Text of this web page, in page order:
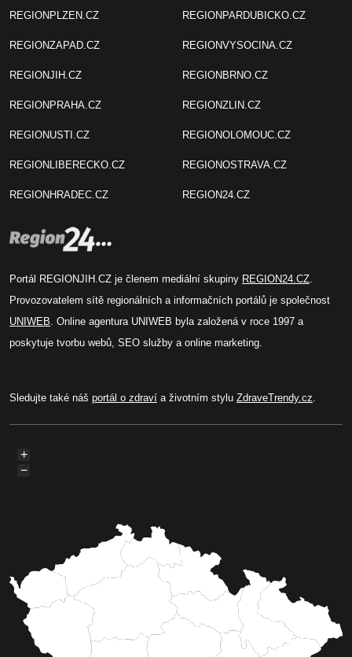
REGIONPLZEN.CZ
REGIONZAPAD.CZ
REGIONJIH.CZ
REGIONPRAHA.CZ
REGIONUSTI.CZ
REGIONLIBERECKO.CZ
REGIONHRADEC.CZ
REGIONPARDUBICKO.CZ
REGIONVYSOCINA.CZ
REGIONBRNO.CZ
REGIONZLIN.CZ
REGIONOLOMOUC.CZ
REGIONOSTRAVA.CZ
REGION24.CZ
Portál REGIONJIH.CZ je členem mediální skupiny REGION24.CZ.
Provozovatelem sítě regionálních a informačních portálů je společnost
UNIWEB. Online agentura UNIWEB byla založená v roce 1997 a
poskytuje tvorbu webů, SEO služby a online marketing.
Sledujte také náš portál o zdraví a životním stylu ZdraveTrendy.cz.
+
−